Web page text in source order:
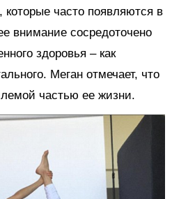
которые часто появляются в
внимание сосредоточено
здоровья – как
Меган отмечает, что
частью ее жизни.